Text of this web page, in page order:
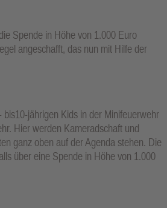
Spende in Höhe von 1.000 Euro
angeschafft, das nun mit Hilfe der
jährigen Kids in der Minifeuerwehr
Hier werden Kameradschaft und
ganz oben auf der Agenda stehen. Die
über eine Spende in Höhe von 1.000